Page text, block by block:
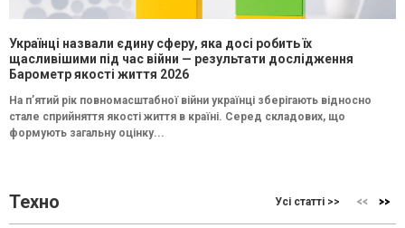
Українці назвали єдину сферу, яка досі робить їх
щасливішими під час війни — результати дослідження
Барометр якості життя 2026
На п’ятий рік повномасштабної війни українці зберігають відносно
стале сприйняття якості життя в країні. Серед складових, що
формують загальну оцінку...
Техно Усі статті >>